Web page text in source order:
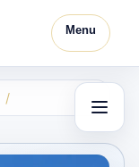
Menu